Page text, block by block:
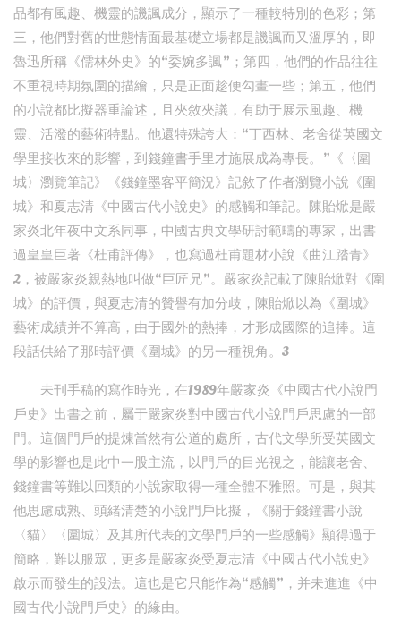
品都有風趣、機靈的譏諷成分，顯示了一種較特別的色彩；第
三，他們對舊的世態情面最基礎立場都是譏諷而又溫厚的，即
魯迅所稱《儒林外史》的“委婉多諷”；第四，他們的作品往往
不重視時期氛圍的描繪，只是正面趁便勾畫一些；第五，他們
的小說都比擬器重論述，且夾敘夾議，有助于展示風趣、機
靈、活潑的藝術特點。他還特殊誇大：“丁西林、老舍從英國文
學里接收來的影響，到錢鐘書手里才施展成為專長。”《〈圍
城〉瀏覽筆記》《錢鐘墨客平簡況》記敘了作者瀏覽小說《圍
城》和夏志清《中國古代小說史》的感觸和筆記。陳貽焮是嚴
家炎北年夜中文系同事，中國古典文學研討範疇的專家，出書
過皇皇巨著《杜甫評傳》，也寫過杜甫題材小說《曲江踏青》
2，被嚴家炎親熱地叫做“巨匠兄”。嚴家炎記載了陳貽焮對《圍
城》的評價，與夏志清的贊譽有加分歧，陳貽焮以為《圍城》
藝術成績并不算高，由于國外的熱捧，才形成國際的追捧。這
段話供給了那時評價《圍城》的另一種視角。3
未刊手稿的寫作時光，在1989年嚴家炎《中國古代小說門
戶史》出書之前，屬于嚴家炎對中國古代小說門戶思慮的一部
門。這個門戶的提煉當然有公道的處所，古代文學所受英國文
學的影響也是此中一股主流，以門戶的目光視之，能讓老舍、
錢鐘書等難以回類的小說家取得一種全體不雅照。可是，與其
他思慮成熟、頭緒清楚的小說門戶比擬，《關于錢鐘書小說
〈貓〉〈圍城〉及其所代表的文學門戶的一些感觸》顯得過于
簡略，難以服眾，更多是嚴家炎受夏志清《中國古代小說史》
啟示而發生的設法。這也是它只能作為“感觸”，并未進進《中
國古代小說門戶史》的緣由。